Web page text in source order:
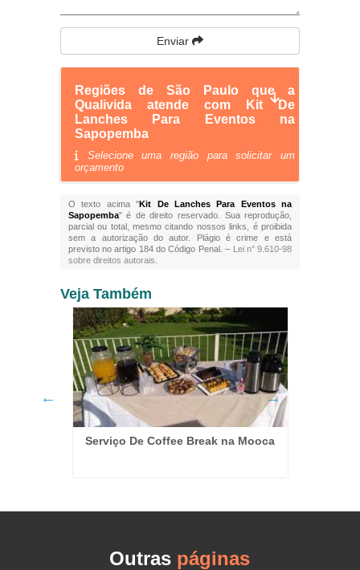
Enviar
Regiões de São Paulo que a
Qualivida atende com Kit De
Lanches Para Eventos na
Sapopemba
Selecione uma região para solicitar um
orçamento
O texto acima "Kit De Lanches Para Eventos na
Sapopemba" é de direito reservado. Sua reprodução,
parcial ou total, mesmo citando nossos links, é proibida
sem a autorização do autor. Plágio é crime e está
previsto no artigo 184 do Código Penal. – Lei n° 9.610-98
sobre direitos autorais
Veja Também
Serviço De Coffee Break na Mooca
Outras páginas